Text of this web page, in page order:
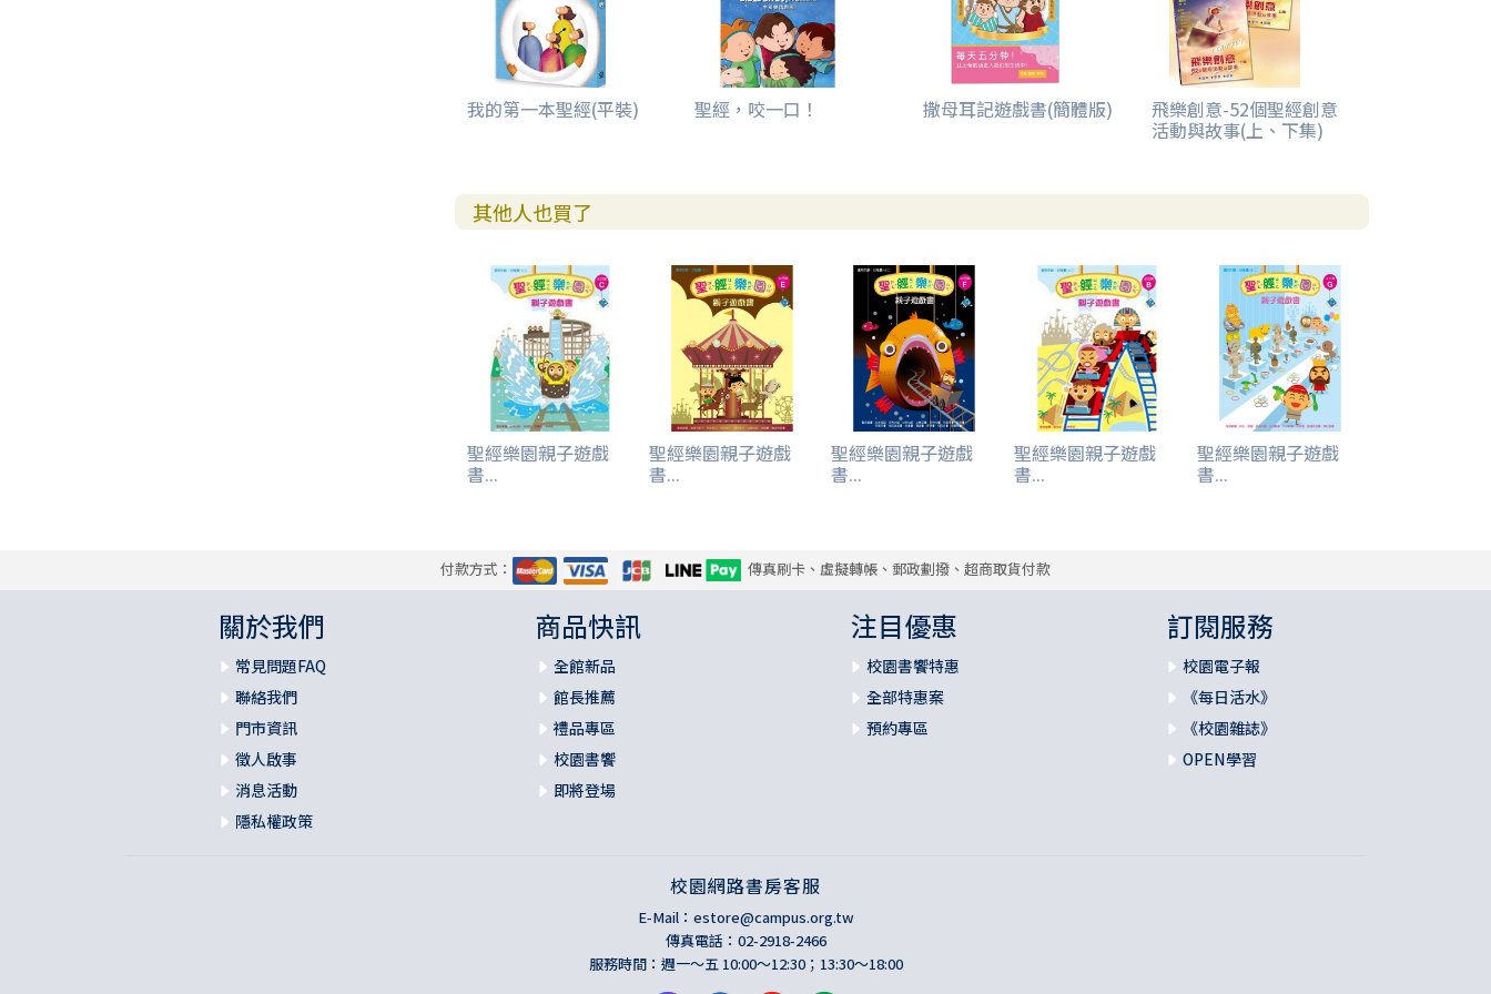
我的第一本聖經(平裝) 聖經，咬一口！ 撒母耳記遊戲書(簡體版) 飛樂創意-52個聖經創意
活動與故事(上、下集)
其他人也買了
聖經樂園親子遊戲
書...
聖經樂園親子遊戲
書...
聖經樂園親子遊戲
書...
聖經樂園親子遊戲
書...
聖經樂園親子遊戲
書...
付款方式： 傳真刷卡、虛擬轉帳、郵政劃撥、超商取貨付款
關於我們
常見問題FAQ
聯絡我們
門市資訊
徵人啟事
消息活動
隱私權政策
商品快訊
全館新品
館長推薦
禮品專區
校園書饗
即將登場
注目優惠
校園書饗特惠
全部特惠案
預約專區
訂閱服務
校園電子報
《每日活水》
《校園雜誌》
OPEN學習
校園網路書房客服
E-Mail： estore@campus.org.tw
傳真電話：02-2918-2466
服務時間：週一～五 10:00～12:30；13:30～18:00